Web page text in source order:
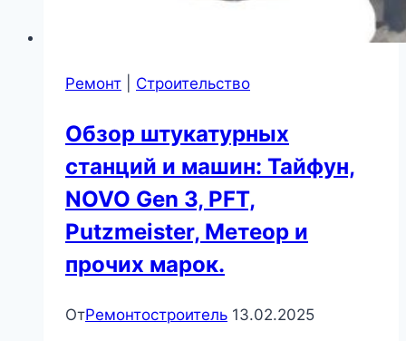
Ремонт Строительство
Обзор штукатурных
станций и машин: Тайфун,
NOVO Gen 3, PFT,
Putzmeister, Метеор и
прочих марок.
ОтРемонтостроитель 13.02.2025